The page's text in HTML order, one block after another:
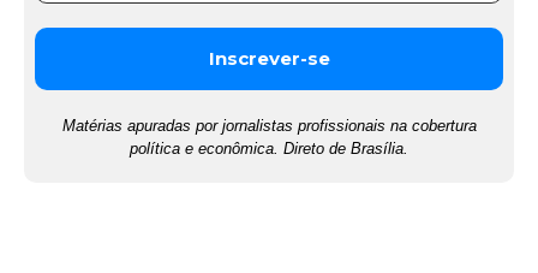
Matérias apuradas por jornalistas profissionais na cobertura
política e econômica. Direto de Brasília.